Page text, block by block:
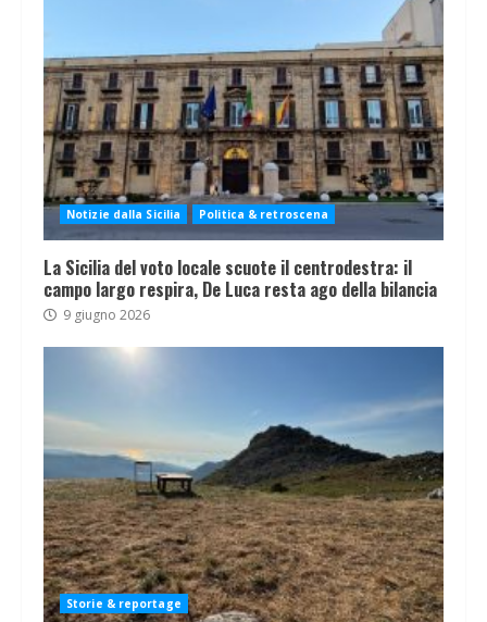
Notizie dalla Sicilia Politica & retroscena
La Sicilia del voto locale scuote il centrodestra: il
campo largo respira, De Luca resta ago della bilancia
9 giugno 2026
Storie & reportage